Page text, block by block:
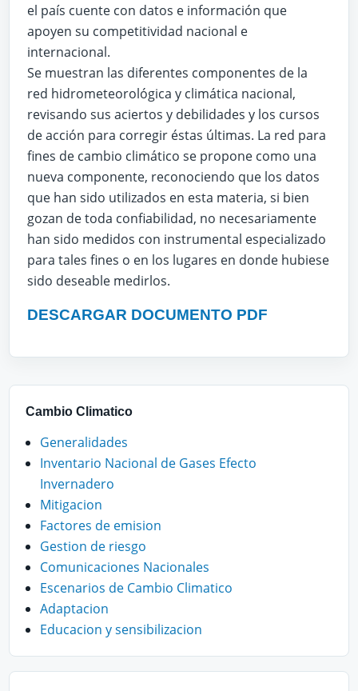
el país cuente con datos e información que
apoyen su competitividad nacional e
internacional.
Se muestran las diferentes componentes de la
red hidrometeorológica y climática nacional,
revisando sus aciertos y debilidades y los cursos
de acción para corregir éstas últimas. La red para
fines de cambio climático se propone como una
nueva componente, reconociendo que los datos
que han sido utilizados en esta materia, si bien
gozan de toda confiabilidad, no necesariamente
han sido medidos con instrumental especializado
para tales fines o en los lugares en donde hubiese
sido deseable medirlos.
DESCARGAR DOCUMENTO PDF
Cambio Climatico
Generalidades
Inventario Nacional de Gases Efecto
Invernadero
Mitigacion
Factores de emision
Gestion de riesgo
Comunicaciones Nacionales
Escenarios de Cambio Climatico
Adaptacion
Educacion y sensibilizacion